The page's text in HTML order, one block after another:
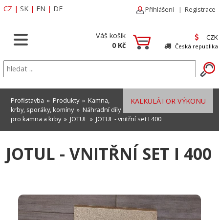
CZ | SK | EN | DE Přihlášení | Registrace
Váš košík
0 Kč
CZK
Česká republika
KALKULÁTOR VÝKONU
Profistavba » Produkty» Kamna,
krby, sporáky, komíny» Náhradní díly
pro kamna a krby» JOTUL » JOTUL - vnitřní set I 400
JOTUL - VNITŘNÍ SET I 400